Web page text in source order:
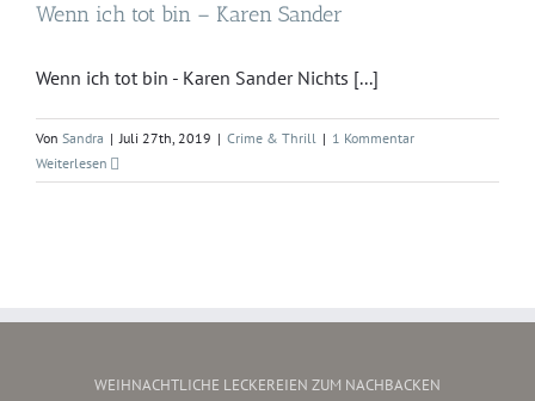
Wenn ich tot bin – Karen Sander
Wenn ich tot bin - Karen Sander Nichts [...]
Von Sandra | Juli 27th, 2019 | Crime & Thrill | 1 Kommentar
Weiterlesen
WEIHNACHTLICHE LECKEREIEN ZUM NACHBACKEN